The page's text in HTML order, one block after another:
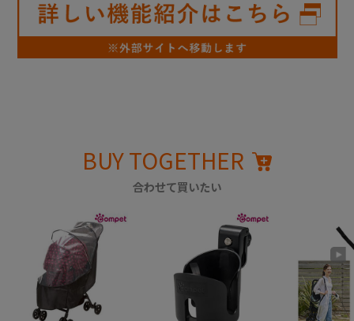
BUY TOGETHER
合わせて買いたい